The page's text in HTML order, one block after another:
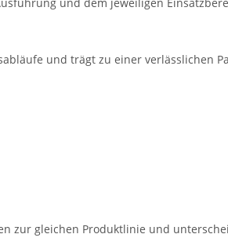
und trägt zu einer verlässlichen
zur gleichen Produktlinie und